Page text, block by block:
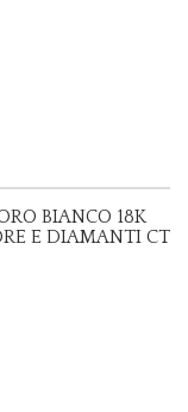
BIANCO 18K
E DIAMANTI CT